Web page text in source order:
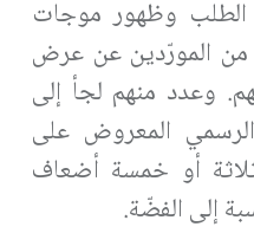
الطلب وظهور موجات
من المورّدين عن عرض
وعدد منهم لجأ إلى
المعروض على
أو خمسة أضعاف
إلى الفضّة.